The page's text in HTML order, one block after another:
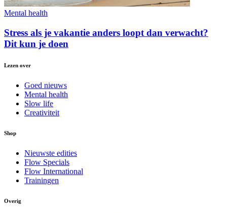
Mental health
Stress als je vakantie anders loopt dan verwacht?
Dit kun je doen
Lezen over
Goed nieuws
Mental health
Slow life
Creativiteit
Shop
Nieuwste edities
Flow Specials
Flow International
Trainingen
Overig